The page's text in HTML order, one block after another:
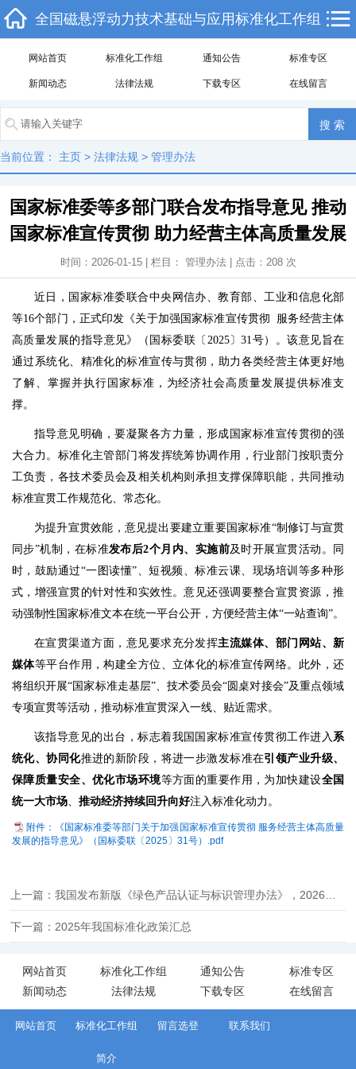
全国磁悬浮动力技术基础与应用标准化工作组
网站首页 标准化工作组 通知公告 标准专区
新闻动态 法律法规 下载专区 在线留言
当前位置： 主页 > 法律法规 > 管理办法
国家标准委等多部门联合发布指导意见 推动
国家标准宣传贯彻 助力经营主体高质量发展
时间：2026-01-15 | 栏目： 管理办法| 点击： 208 次
近日，国家标准委联合中央网信办、教育部、工业和信息化部
等16个部门，正式印发《关于加强国家标准宣传贯彻 服务经营主体
高质量发展的指导意见》（国标委联〔2025〕31号）。该意见旨在
通过系统化、精准化的标准宣传与贯彻，助力各类经营主体更好地
了解、掌握并执行国家标准，为经济社会高质量发展提供标准支
撑。
指导意见明确，要凝聚各方力量，形成国家标准宣传贯彻的强
大合力。标准化主管部门将发挥统筹协调作用，行业部门按职责分
工负责，各技术委员会及相关机构则承担支撑保障职能，共同推动
标准宣贯工作规范化、常态化。
为提升宣贯效能，意见提出要建立重要国家标准“制修订与宣贯
同步”机制，在标准发布后2个月内、实施前及时开展宣贯活动。同
时，鼓励通过“一图读懂”、短视频、标准云课、现场培训等多种形
式，增强宣贯的针对性和实效性。意见还强调要整合宣贯资源，推
动强制性国家标准文本在统一平台公开，方便经营主体“一站查询”。
在宣贯渠道方面，意见要求充分发挥主流媒体、部门网站、新
媒体等平台作用，构建全方位、立体化的标准宣传网络。此外，还
将组织开展“国家标准走基层”、技术委员会“圆桌对接会”及重点领域
专项宣贯等活动，推动标准宣贯深入一线、贴近需求。
该指导意见的出台，标志着我国国家标准宣传贯彻工作进入系
统化、协同化推进的新阶段，将进一步激发标准在引领产业升级、
保障质量安全、优化市场环境等方面的重要作用，为加快建设全国
统一大市场、 推动经济持续回升向好注入标准化动力。
附件：《国家标准委等部门关于加强国家标准宣传贯彻 服务经营主体高质量
发展的指导意见》（国标委联〔2025〕31号）.pdf
下一篇：2025年我国标准化政策汇总
网站首页 标准化工作组 通知公告
标准专区
新闻动态
法律法规 下载专区 在线留言
网站首页 标准化工作组
简介
留言选登 联系我们